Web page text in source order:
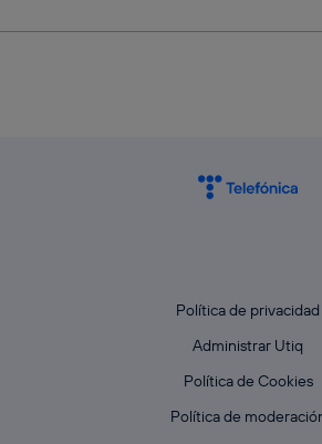
Política de privacidad
Administrar Utiq
Política de Cookies
Política de